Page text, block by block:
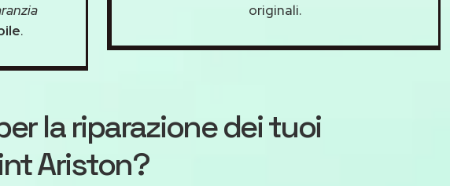
.
originali.
la riparazione dei tuoi
Ariston?